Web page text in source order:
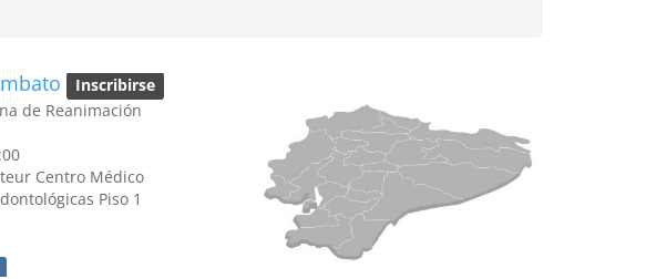
Inscribirse
de Reanimación
Centro Médico
Piso 1